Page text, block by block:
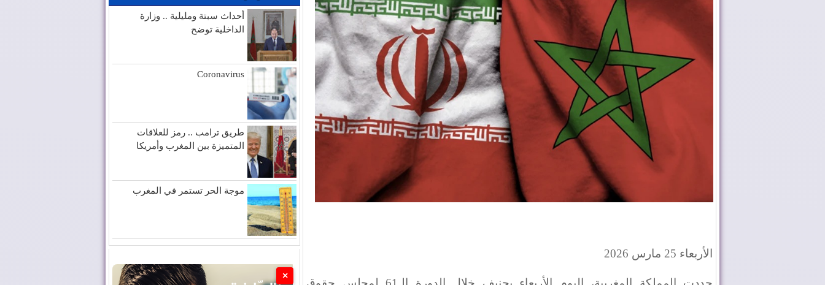
الأربعاء 25 مارس 2026
أحداث سبتة ومليلية .. وزارة
الداخلية توضح
Coronavirus
طريق ترامب .. رمز للعلاقات
المتميزة بين المغرب وأمريكا
موجة الحر تستمر في المغرب
×